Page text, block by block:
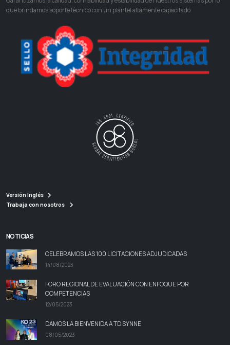
que brindamos soporte técnico con un plantel altamente capacitado.
Versión Inglés
Trabaja con nosotros
NOTICIAS
CELEBRAMOS LAS 100 LICITACIONES ADJUDICADAS
14/08/2023
FORO REGIONAL DE EVALUACIÓN CON ENFOQUE POR
COMPETENCIAS
12/05/2023
DAMOS LA BIENVENIDA A TD SYNNE
08/05/2023